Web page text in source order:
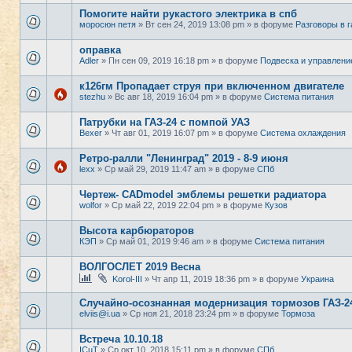
Помогите найти рукастого электрика в спб
моросюн петя » Вт сен 24, 2019 13:08 pm » в форуме Разговоры в
оправка
Adler » Пн сен 09, 2019 16:18 pm » в форуме Подвеска и
к126гм Пропадает струя при включенном двигателе
stezhu » Вс авг 18, 2019 16:04 pm » в форуме Система питания
Патрубки на ГАЗ-24 с помпой УАЗ
Bexer » Чт авг 01, 2019 16:07 pm » в форуме Система охлаждения
Ретро-ралли "Ленинград" 2019 - 8-9 июня
lexx » Ср май 29, 2019 11:47 am » в форуме СПб
Чертеж- CADmodel эмблемы решетки радиатора
wolfor » Ср май 22, 2019 22:04 pm » в форуме Кузов
Высота карбюраторов
КЭП » Ср май 01, 2019 9:46 am » в форуме Система питания
ВОЛГОСЛЕТ 2019 Весна
Korol-III » Чт апр 11, 2019 18:36 pm » в форуме Украина
Случайно-осознанная модернизация тормозов ГАЗ-
elviis@i.ua » Ср ноя 21, 2018 23:24 pm » в форуме Тормоза
Встреча 10.10.18
ICuT » Ср окт 10, 2018 15:11 pm » в форуме СПб